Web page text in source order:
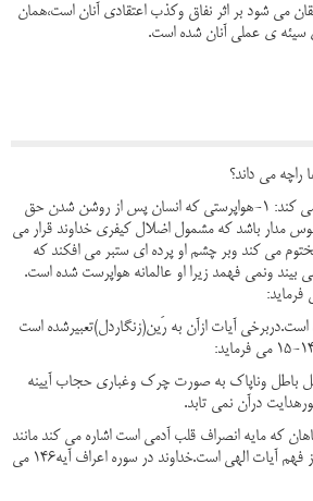
می شود بر اثر نفاق وکذب اعتقادی آنان است،همان
سیئه ی عملی آنان شده است.
می داند؟
قرآن کریم دو عامل را معرفی می کند: 1-هواپرستی که انسان پس از روشن شدن حق
مدار باشد که مشمول اضلال کیفری خداوند قرار می
می کند وبر چشم او پرده ای ستبر می افکند که
ونمی فهمد زیرا او عالمانه هواپرست شده است.
آیات ازآن به رَین(زنگاردل)تعبیرشده است
باطل وناپاک به صورت چرک وغباری حجاب آیینه
درآن نمی تابد.
که مایه انصراف قلب آدمی است اشاره می کند مانند
تکبّرکه عامل محرومیّت متکبّراز فهم آیات الهی است.خداوند در سوره اعراف آیه146 می